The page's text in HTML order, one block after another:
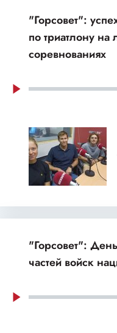
"Горсовет":
по триатлону
соревнованиях
"Горсовет":
частей войск